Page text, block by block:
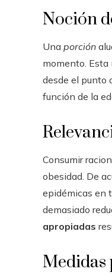
Noción
Una porción
momento. Esta
desde el punto
función de la
Consumir
obesidad. De
epidémicas en
demasiado
apropiadas
Medidas